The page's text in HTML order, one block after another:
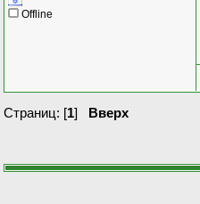
Offline
Страниц: [1] Вверх